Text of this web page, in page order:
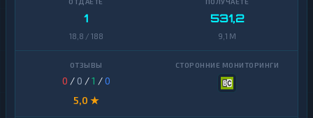
1
18,8 / 188
531,2
9,1 M
0 / 0 /1 /0
5,0 ★